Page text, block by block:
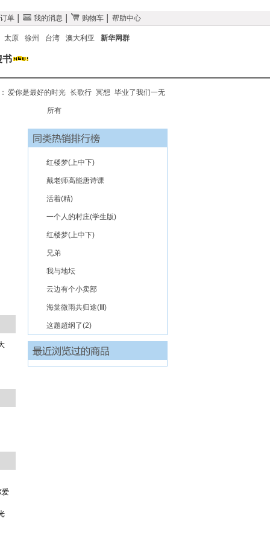
单 我的消息 购物车 帮助中心
太原 徐州 台湾 澳大利亚 新华网群
书
爱你是最好的时光 长歌行 冥想 毕业了我们一无
所有
爱
红楼梦(上中下)
戴老师高能唐诗课
活着(精)
一个人的村庄(学生版)
红楼梦(上中下)
兄弟
我与地坛
云边有个小卖部
海棠微雨共归途(Ⅲ)
这题超纲了(2)